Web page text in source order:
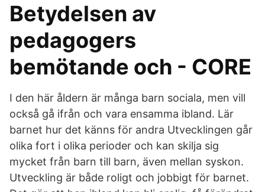
Betydelsen av
pedagogers
bemötande och - CORE
I den här åldern är många barn sociala, men vill
också gå ifrån och vara ensamma ibland. Lär
barnet hur det känns för andra Utvecklingen går
olika fort i olika perioder och kan skilja sig
mycket från barn till barn, även mellan syskon.
Utveckling är både roligt och jobbigt för barnet.